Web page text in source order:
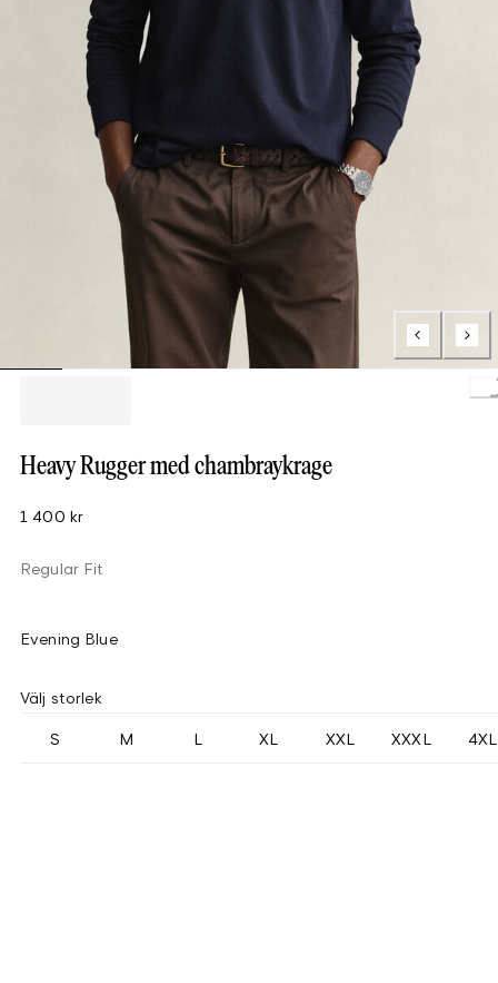
Heavy Rugger med chambraykrage
1 400 kr
Regular Fit
Evening Blue
Välj storlek
S M L XL XXL XXXL 4XL